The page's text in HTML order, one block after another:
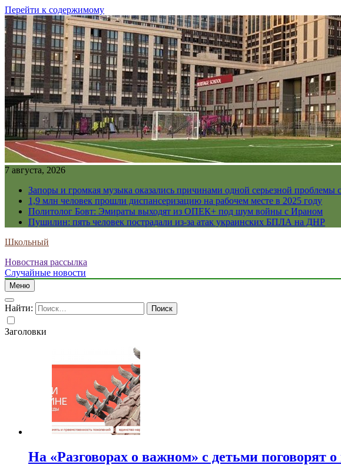
Перейти к содержимому
7 августа, 2026
Запоры и громкая музыка оказались причинами одной серьезной проблемы
1,9 млн человек прошли диспансеризацию на рабочем месте в 2025 году
Политолог Бовт: Эмираты выходят из ОПЕК+ под шум войны с Ираном
Пушилин: пять человек пострадали из-за атак украинских БПЛА на ДНР
Школьный
Новостная рассылка
Случайные новости
Меню
Найти:
Заголовки
На «Разговорах о важном» с детьми поговорят